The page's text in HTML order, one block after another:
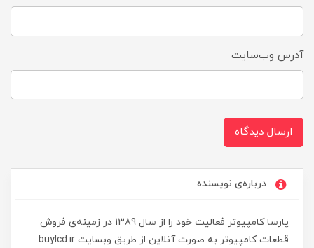
آدرس وب‌سایت
ارسال دیدگاه
درباره‌ی نویسنده
پارسا کامپیوتر فعالیت خود را از سال 1389 در زمینه‌ی فروش
قطعات کامپیوتر به صورت آنلاین از طریق وبسایت buylcd.ir